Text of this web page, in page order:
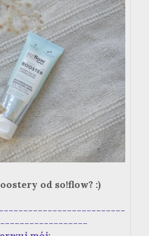
od so!flow? :)